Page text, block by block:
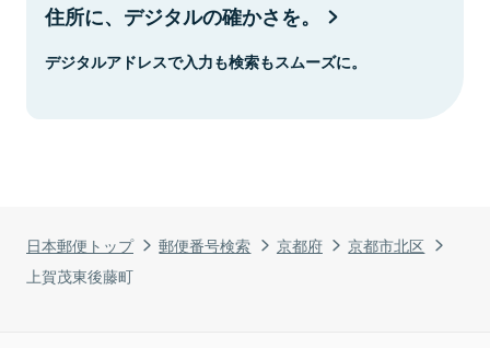
日本郵便トップ 郵便番号検索 京都府
京都市北区
上賀茂東後藤町
住所に、デジタルの確かさを。
デジタルアドレスで入力も検索もスムーズに。